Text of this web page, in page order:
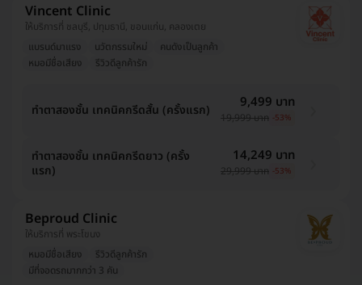
Vincent Clinic
ให้บริการที่ ชลบุรี, ปทุมธานี, ขอนแก่น, คลองเตย
แบรนด์มาแรง
นวัตกรรมใหม่
คนดังเป็นลูกค้า
หมอมีชื่อเสียง
รีวิวดีลูกค้ารัก
ทำตาสองชั้น เทคนิคกรีดสั้น (ครั้งแรก) 9,499 บาท
19,999 บาท -53%
ทำตาสองชั้น เทคนิคกรีดยาว (ครั้ง
แรก)
14,249 บาท
29,999 บาท -53%
Beproud Clinic
ให้บริการที่ พระโขนง
หมอมีชื่อเสียง
รีวิวดีลูกค้ารัก
มีที่จอดรถมากกว่า 3 คัน